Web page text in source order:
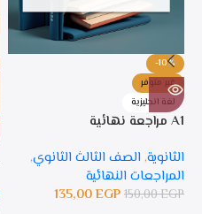
-10%
غير متوفر
لغة انجليزية
A1 مراجعة نهائية
الثانوية, الصف الثالث الثانوي,
المراجعات النهائية
150,00EGP
135,00EGP